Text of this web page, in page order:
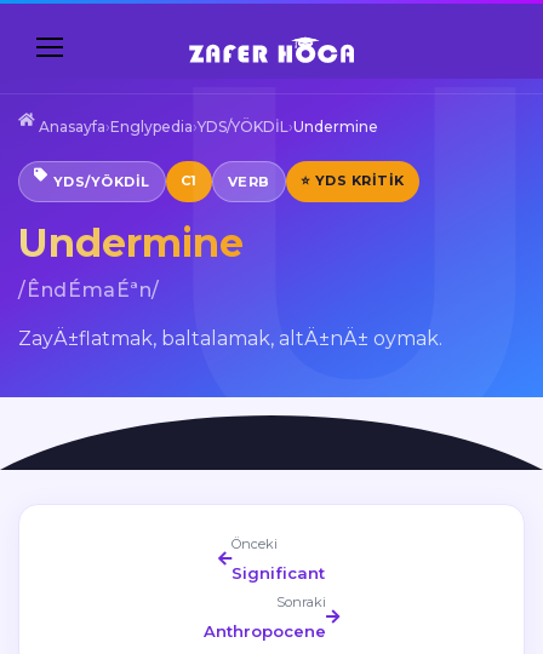
Anasayfa›Englypedia›YDS/YÖKDİL›Undermine
YDS/YÖKDİL C1 VERB ⭐ YDS KRITIK
Undermine
/ÊndÉmaÉªn/
ZayÄ±flatmak, baltalamak, altÄ±nÄ± oymak.
Önceki
Significant
Sonraki
Anthropocene